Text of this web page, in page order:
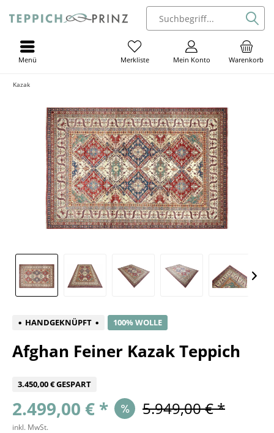
Warenkorb
Mein Konto
Merkliste
Menü
Kazak
HANDGEKNÜPFT 100% WOLLE
Afghan Feiner Kazak Teppich
3.450,00 € GESPART
2.499,00 € * 5.949,00 € *
inkl. MwSt.